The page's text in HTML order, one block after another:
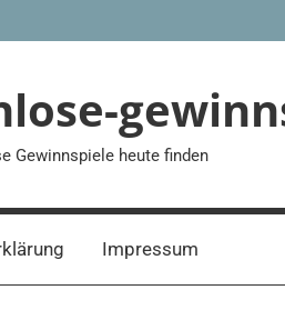
Gewinnspiele heute finden
Impressum